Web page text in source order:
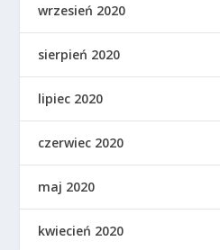
wrzesień 2020
sierpień 2020
lipiec 2020
czerwiec 2020
maj 2020
kwiecień 2020